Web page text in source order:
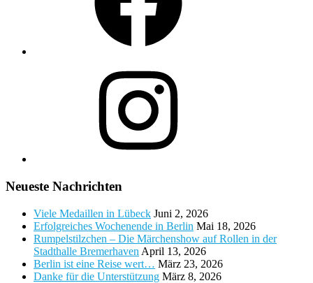
Neueste Nachrichten
Viele Medaillen in Lübeck Juni 2, 2026
Erfolgreiches Wochenende in Berlin Mai 18, 2026
Rumpelstilzchen – Die Märchenshow auf Rollen in der
Stadthalle Bremerhaven April 13, 2026
Berlin ist eine Reise wert… März 23, 2026
Danke für die Unterstützung März 8, 2026